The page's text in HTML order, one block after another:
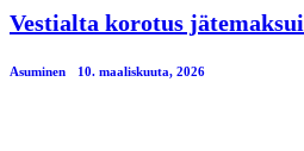
Vestialta korotus
Asuminen 10. maaliskuuta, 2026